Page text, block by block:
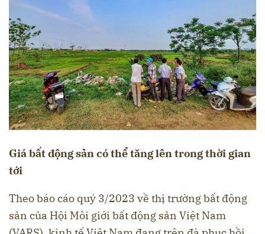
Giá bất động sản có thể tăng lên trong thời gian
tới
Theo báo cáo quý 3/2023 về thị trường bất động
sản của Hội Môi giới bất động sản Việt Nam